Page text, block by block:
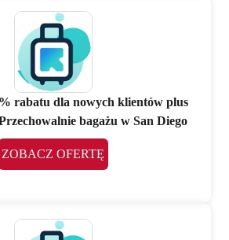
rabatu dla nowych klientów plus
bagażu w San Diego
ZOBACZ OFERTĘ